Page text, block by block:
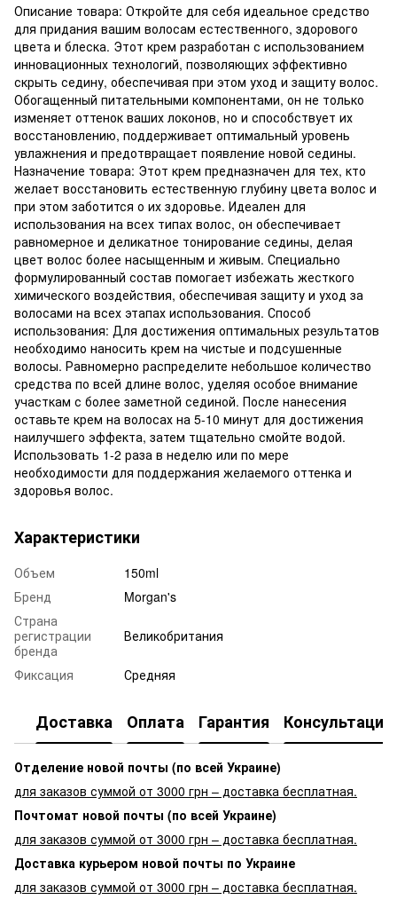
Описание товара: Откройте для себя идеальное средство
для придания вашим волосам естественного, здорового
цвета и блеска. Этот крем разработан с использованием
инновационных технологий, позволяющих эффективно
скрыть седину, обеспечивая при этом уход и защиту волос.
Обогащенный питательными компонентами, он не только
изменяет оттенок ваших локонов, но и способствует их
восстановлению, поддерживает оптимальный уровень
увлажнения и предотвращает появление новой седины.
Назначение товара: Этот крем предназначен для тех, кто
желает восстановить естественную глубину цвета волос и
при этом заботится о их здоровье. Идеален для
использования на всех типах волос, он обеспечивает
равномерное и деликатное тонирование седины, делая
цвет волос более насыщенным и живым. Специально
формулированный состав помогает избежать жесткого
химического воздействия, обеспечивая защиту и уход за
волосами на всех этапах использования. Способ
использования: Для достижения оптимальных результатов
необходимо наносить крем на чистые и подсушенные
волосы. Равномерно распределите небольшое количество
средства по всей длине волос, уделяя особое внимание
участкам с более заметной сединой. После нанесения
оставьте крем на волосах на 5-10 минут для достижения
наилучшего эффекта, затем тщательно смойте водой.
Использовать 1-2 раза в неделю или по мере
необходимости для поддержания желаемого оттенка и
здоровья волос.
Характеристики
Объем
150ml
Бренд
Morgan's
Страна
регистрации
бренда
Великобритания
Фиксация Средняя
Доставка Оплата Гарантия Консультация
Отделение новой почты (по всей Украине)
для заказов суммой от 3000 грн – доставка бесплатная.
Почтомат новой почты (по всей Украине)
для заказов суммой от 3000 грн – доставка бесплатная.
Доставка курьером новой почты по Украине
для заказов суммой от 3000 грн – доставка бесплатная.